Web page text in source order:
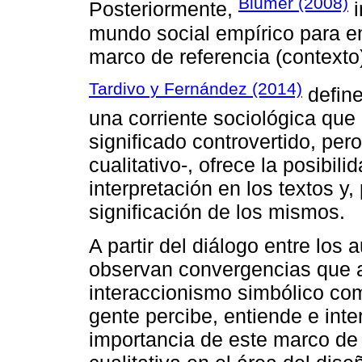
Posteriormente,
mundo social empírico para
marco de referencia
Tardivo y Fernández (2014)
una corriente sociológica
significado controvertido,
cualitativo-, ofrece la
interpretación en los textos
significación de los mismos.
A partir del diálogo entre los
observan convergencias que
interaccionismo simbólico
gente percibe, entiende e
importancia de este marco